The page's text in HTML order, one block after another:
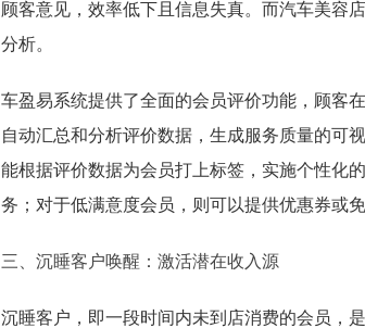
顾客意见，效率低下且信息失真。而汽车美容
分析。
车盈易系统提供了全面的会员评价功能，顾客
自动汇总和分析评价数据，生成服务质量的可
能根据评价数据为会员打上标签，实施个性化
务；对于低满意度会员，则可以提供优惠券或
三、沉睡客户唤醒：激活潜在收入源
沉睡客户，即一段时间内未到店消费的会员，